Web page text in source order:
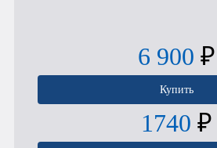
6 900 ₽
Купить
1740 ₽